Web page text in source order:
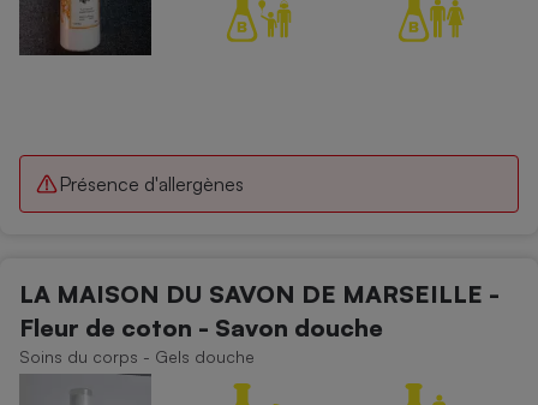
Présence d'allergènes
LA MAISON DU SAVON DE MARSEILLE -
Fleur de coton - Savon douche
Soins du corps - Gels douche